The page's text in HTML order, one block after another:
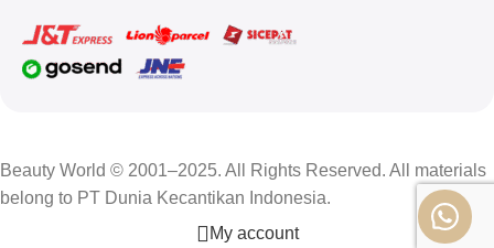
Beauty World © 2001–2025. All Rights Reserved. All materials
belong to PT Dunia Kecantikan Indonesia.
My account